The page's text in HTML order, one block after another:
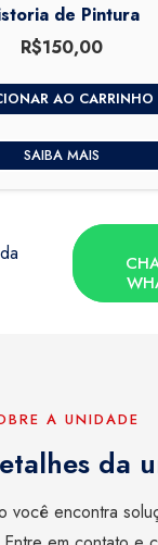
de Pintura
R$150,00
AO CARRINHO
SAIBA MAIS
A UNIDADE
da
você encontra